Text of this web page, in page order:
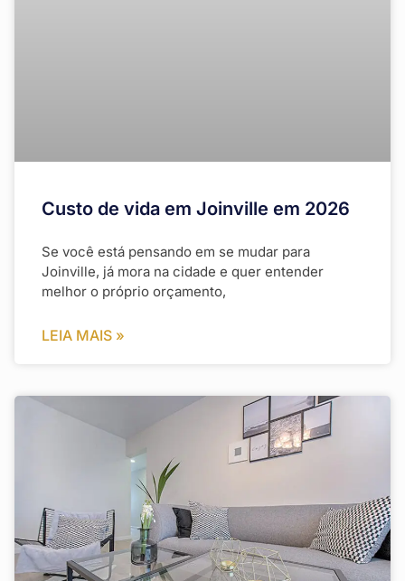
Custo de vida em Joinville em 2026
Se você está pensando em se mudar para
Joinville, já mora na cidade e quer entender
melhor o próprio orçamento,
LEIA MAIS »